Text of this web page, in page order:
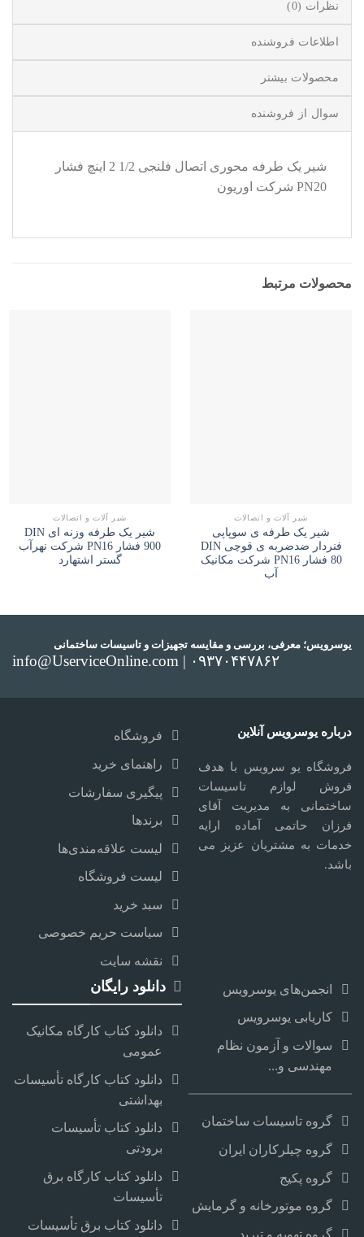
نظرات (0)
اطلاعات فروشنده
محصولات بیشتر
سوال از فروشنده
شیر یک طرفه محوری اتصال فلنجی 1/2 2 اینچ فشار
PN20 شرکت اوریون
محصولات مرتبط
شیر آلات و اتصالات
شیر یک طرفه ی سوپاپی
فنردار ضدضربه ی قوچی DIN
80 فشار PN16 شرکت مکانیک
آب
شیر آلات و اتصالات
شیر یک طرفه وزنه ای DIN
900 فشار PN16 شرکت نهرآب
گستر اشتهارد
یوسرویس؛ معرفی، بررسی و مقایسه تجهیزات و تاسیسات ساختمانی
info@UserviceOnline.com | ۰۹۳۷۰۴۴۷۸۶۲
درباره یوسرویس آنلاین
فروشگاه یو سرویس با هدف
فروش لوازم تاسیسات
ساختمانی به مدیریت آقای
فرزان حاتمی آماده ارایه
خدمات به مشتریان عزیز می
باشد.
فروشگاه
راهنمای خرید
پیگیری سفارشات
برندها
لیست علاقه‌مندی‌ها
لیست فروشگاه
سبد خرید
سیاست حریم خصوصی
نقشه سایت
انجمن‌های یوسرویس
کاریابی یوسرویس
سوالات و آزمون نظام
مهندسی و...
گروه تاسیسات ساختمان
گروه چیلرکاران ایران
گروه پکیج
گروه موتورخانه و گرمایش
گروه تهویه و تبرید
دانلود رایگان
دانلود کتاب کارگاه مکانیک
عمومی
دانلود کتاب کارگاه تأسیسات
بهداشتی
دانلود کتاب تأسیسات
برودتی
دانلود کتاب کارگاه برق
تأسیسات
دانلود کتاب برق تأسیسات